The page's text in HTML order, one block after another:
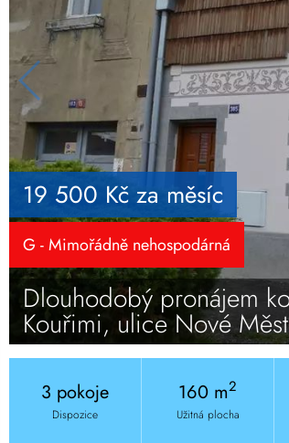
19 500 Kč za měsíc
G - Mimořádně nehospodárná
Dlouhodobý pronájem
Kouřimi, ulice Nové
3 pokoje
Dispozice
160 m2
Užitná plocha